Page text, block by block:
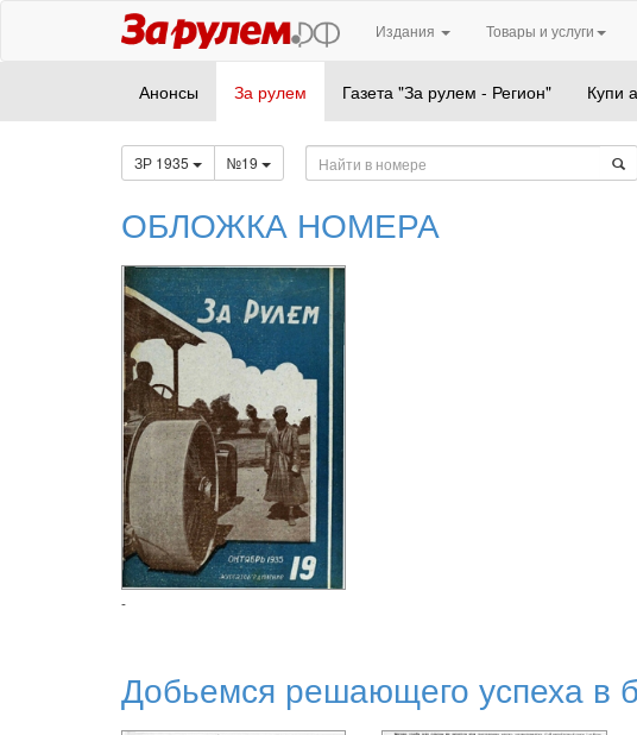
Издания Товары и услуги
Анонсы За рулем Газета "За рулем - Регион" Купи
ЗР 1935 №19
ОБЛОЖКА НОМЕРА
-
Добьемся решающего успеха в